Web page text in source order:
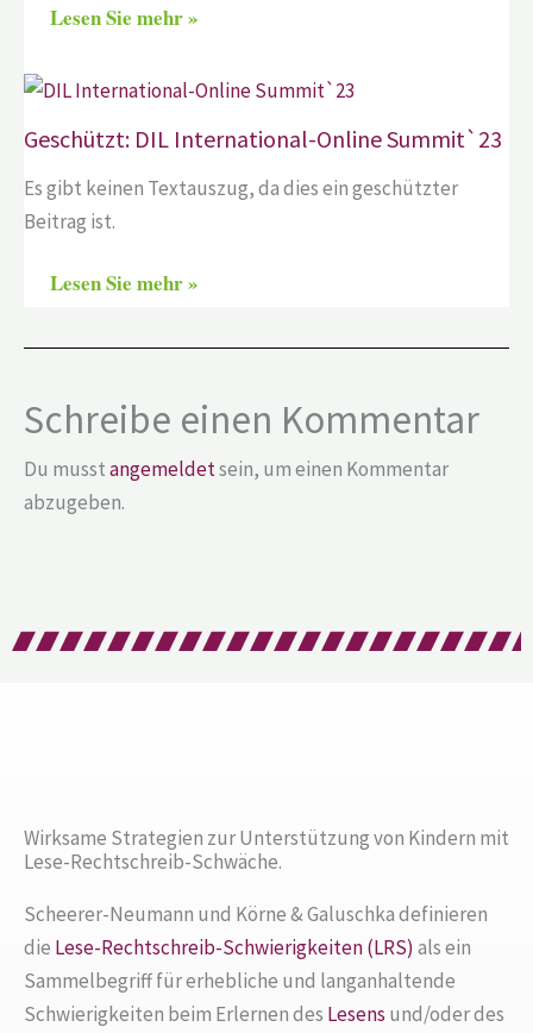
Lesen Sie mehr »
Geschützt: DIL International-Online Summit`23
Es gibt keinen Textauszug, da dies ein geschützter
Beitrag ist.
Lesen Sie mehr »
Schreibe einen Kommentar
Du musstangemeldetsein, um einen Kommentar
abzugeben.
Wirksame Strategien zur Unterstützung von Kindern mit
Lese-Rechtschreib-Schwäche.
Scheerer-Neumann und Körne & Galuschka definieren
die Lese-Rechtschreib-Schwierigkeiten (LRS) als ein
Sammelbegriff für erhebliche und langanhaltende
Schwierigkeiten beim Erlernen des Lesens und/oder des